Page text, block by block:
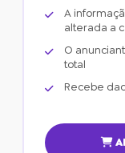
A
alterada a
O
total
Recebe